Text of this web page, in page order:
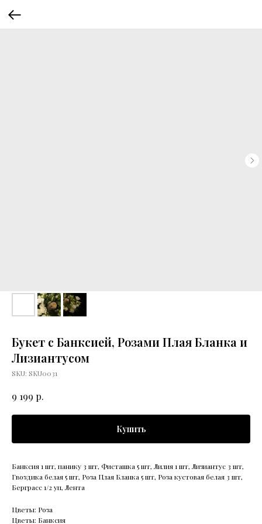
Букет с Банксией, Розами Плая Бланка и
Лизиантусом
SKU: SKU0031
9 199 р.
Купить
Банксия 1 шт, панику 3 шт, Фисташка 5 шт, Лилия 1 шт, Лизиантус 3 шт,
Гвоздика белая 5 шт, Роза Плая Бланка 5 шт, Роза кустовая белая 3 шт,
Берграсс 1/2 уп, Лента
Цветы: Роза
Цветы: Банксия